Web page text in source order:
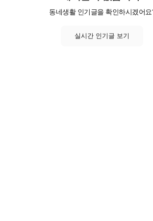
동네생활 인기글을 확인하시겠어요
실시간 인기글 보기